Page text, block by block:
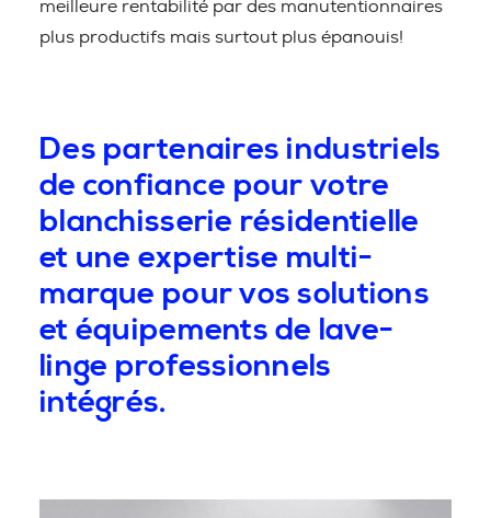
meilleure rentabilité par des manutentionnaires
plus productifs mais surtout plus épanouis!
Des partenaires industriels
de confiance pour votre
blanchisserie résidentielle
et une expertise multi-
marque pour vos solutions
et équipements de lave-
linge professionnels
intégrés.